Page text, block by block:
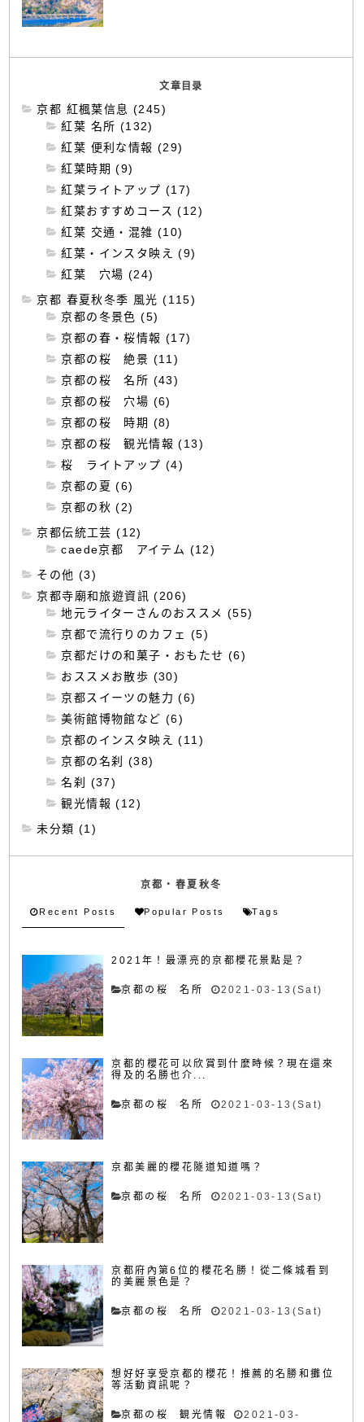
文章目录
京都 紅楓葉信息 (245)
紅葉 名所 (132)
紅葉 便利な情報 (29)
紅葉時期 (9)
紅葉ライトアップ (17)
紅葉おすすめコース (12)
紅葉 交通・混雑 (10)
紅葉・インスタ映え (9)
紅葉 穴場 (24)
京都 春夏秋冬季 風光 (115)
京都の冬景色 (5)
京都の春・桜情報 (17)
京都の桜 絶景 (11)
京都の桜 名所 (43)
京都の桜 穴場 (6)
京都の桜 時期 (8)
京都の桜 観光情報 (13)
桜 ライトアップ (4)
京都の夏 (6)
京都の秋 (2)
京都伝統工芸 (12)
caede京都 アイテム (12)
その他 (3)
京都寺廟和旅遊資訊 (206)
地元ライターさんのおススメ (55)
京都で流行りのカフェ (5)
京都だけの和菓子・おもたせ (6)
おススメお散歩 (30)
京都スイーツの魅力 (6)
美術館博物館など (6)
京都のインスタ映え (11)
京都の名刹 (38)
名刹 (37)
観光情報 (12)
未分類 (1)
京都・春夏秋冬
Recent Posts Popular Posts Tags
2021年！最漂亮的京都櫻花景點是？
京都の桜 名所 2021-03-13(Sat)
京都的櫻花可以欣賞到什麼時候？現在還來
得及的名勝也介...
京都の桜 名所 2021-03-13(Sat)
京都美麗的櫻花隧道知道嗎？
京都の桜 名所 2021-03-13(Sat)
京都府內第6位的櫻花名勝！從二條城看到
的美麗景色是？
京都の桜 名所 2021-03-13(Sat)
想好好享受京都的櫻花！推薦的名勝和攤位
等活動資訊呢？
京都の桜 観光情報 2021-03-